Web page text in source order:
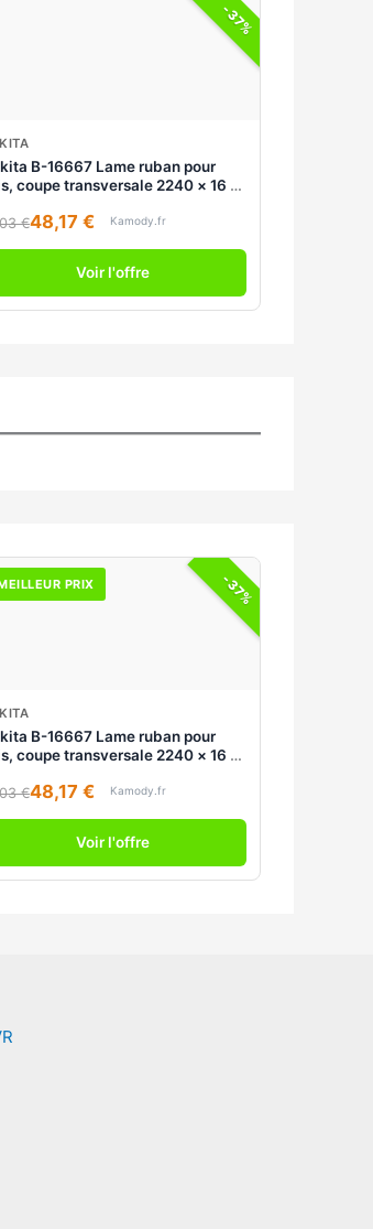
-37%
B-16667 Lame ruban pour
coupe transversale 2240 × 16 ×
€48,17 € Kamody.fr
Voir l'offre
-37%
PRIX
B-16667 Lame ruban pour
coupe transversale 2240 × 16 ×
€48,17 € Kamody.fr
Voir l'offre